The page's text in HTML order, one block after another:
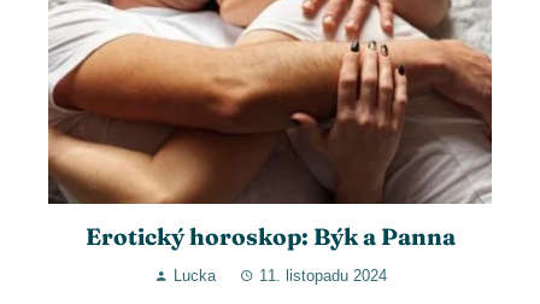
Erotický horoskop: Býk a Panna
Lucka 11. listopadu 2024